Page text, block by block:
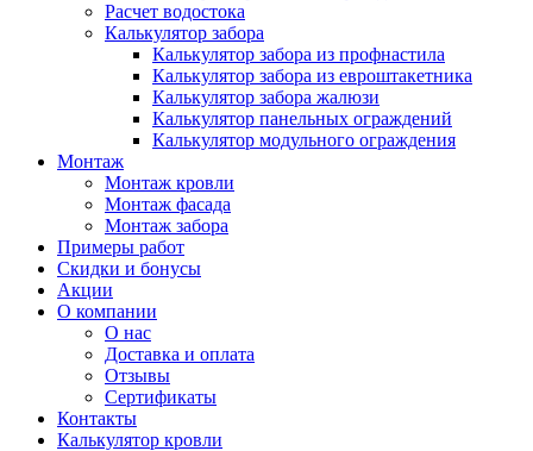
Расчет водостока
Калькулятор забора
Калькулятор забора из профнастила
Калькулятор забора из евроштакетника
Калькулятор забора жалюзи
Калькулятор панельных ограждений
Калькулятор модульного ограждения
Монтаж
Монтаж кровли
Монтаж фасада
Монтаж забора
Примеры работ
Скидки и бонусы
Акции
О компании
О нас
Доставка и оплата
Отзывы
Сертификаты
Контакты
Калькулятор кровли